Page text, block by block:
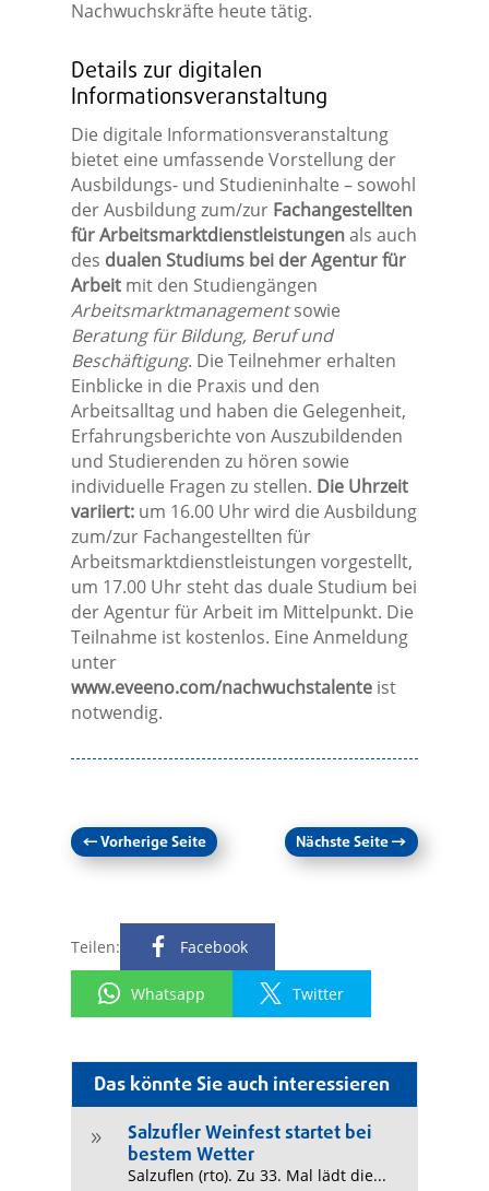
Das könnte Sie auch interessieren
9
Salzufler Weinfest startet bei
bestem Wetter
Salzuflen (rto). Zu 33. Mal lädt die...
Nachwuchskräfte heute tätig.
Details zur digitalen
Informationsveranstaltung
Die digitale Informationsveranstaltung
bietet eine umfassende Vorstellung der
Ausbildungs- und Studieninhalte – sowohl
der Ausbildung zum/zur Fachangestellten
für Arbeitsmarktdienstleistungenals auch
des dualen Studiums bei der Agentur für
Arbeitmit den Studiengängen
Arbeitsmarktmanagementsowie
Beratung für Bildung, Beruf und
Beschäftigung. Die Teilnehmer erhalten
Einblicke in die Praxis und den
Arbeitsalltag und haben die Gelegenheit,
Erfahrungsberichte von Auszubildenden
und Studierenden zu hören sowie
individuelle Fragen zu stellen. Die Uhrzeit
variiert:um 16.00 Uhr wird die Ausbildung
zum/zur Fachangestellten für
Arbeitsmarktdienstleistungen vorgestellt,
um 17.00 Uhr steht das duale Studium bei
der Agentur für Arbeit im Mittelpunkt. Die
Teilnahme ist kostenlos. Eine Anmeldung
unter
www.eveeno.com/nachwuchstalenteist
notwendig.
←Vorherige Seite Nächste Seite→
Teilen: Facebook
Whatsapp Twitter